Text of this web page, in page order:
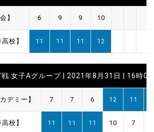
】 6 9 9 10
校】 11 11 11 12
戦 女子Aグループ | 2021年8月31日 | 16時00
デミー】 7 7 6 12 11
校】 11 11 11 10 7